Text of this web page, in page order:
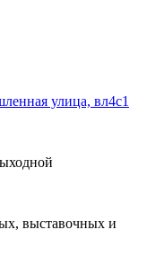
улица, вл4с1
выставочных и